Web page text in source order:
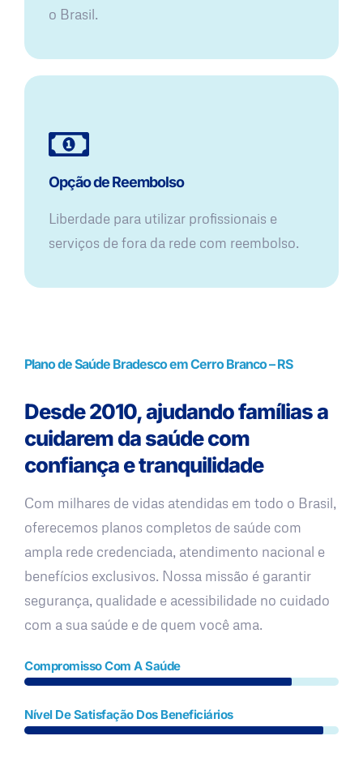
o Brasil.
Opção de Reembolso
Liberdade para utilizar profissionais e
serviços de fora da rede com reembolso.
Plano de Saúde Bradesco em Cerro Branco – RS
Desde 2010, ajudando famílias a
cuidarem da saúde com
confiança e tranquilidade
Com milhares de vidas atendidas em todo o Brasil,
oferecemos planos completos de saúde com
ampla rede credenciada, atendimento nacional e
benefícios exclusivos. Nossa missão é garantir
segurança, qualidade e acessibilidade no cuidado
com a sua saúde e de quem você ama.
Compromisso Com A Saúde
Nível De Satisfação Dos Beneficiários